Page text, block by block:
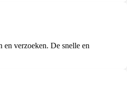
verzoeken. De snelle en